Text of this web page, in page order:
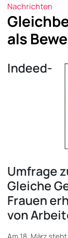
Nachrichten
als
Indeed-
Umfrage
Gleiche
Frauen
von